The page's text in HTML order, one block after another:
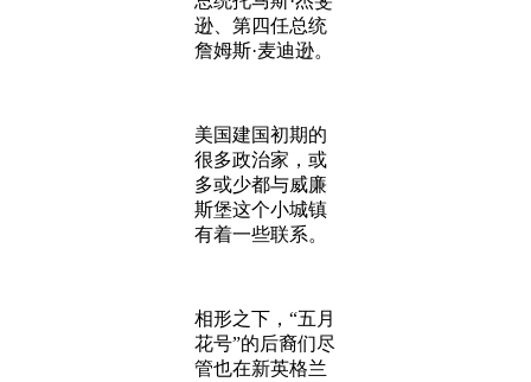
逊、第四任总统
詹姆斯·麦迪逊。
美国建国初期的
很多政治家，或
多或少都与威廉
斯堡这个小城镇
有着一些联系。
相形之下，“五月
花号”的后裔们尽
管也在新英格兰